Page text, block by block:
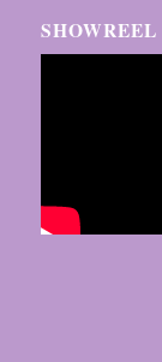
SHOWREEL